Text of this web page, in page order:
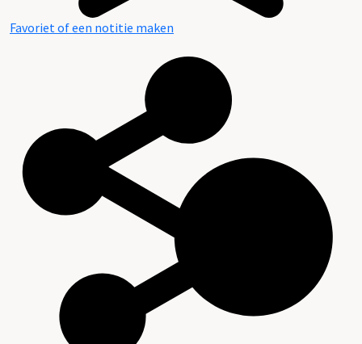
Favoriet of een notitie maken